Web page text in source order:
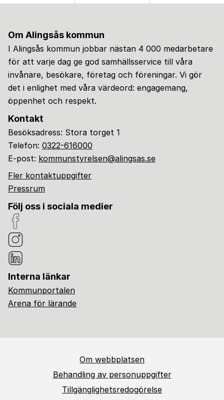
Om Alingsås kommun
I Alingsås kommun jobbar nästan 4 000 medarbetare
för att varje dag ge god samhällsservice till våra
invånare, besökare, företag och föreningar. Vi gör
det i enlighet med våra värdeord: engagemang,
öppenhet och respekt.
Kontakt
Besöksadress: Stora torget 1
Telefon: 0322-616000
E-post: kommunstyrelsen@alingsas.se
Fler kontaktuppgifter
Pressrum
Följ oss i sociala medier
Interna länkar
Kommunportalen
Arena för lärande
Om webbplatsen
Behandling av personuppgifter
Tillgänglighetsredogörelse